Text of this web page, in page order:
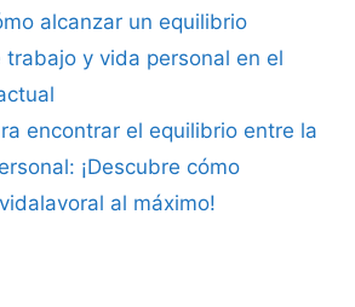
alcanzar un equilibrio
y vida personal en el
encontrar el equilibrio entre la
¡Descubre cómo
al máximo!